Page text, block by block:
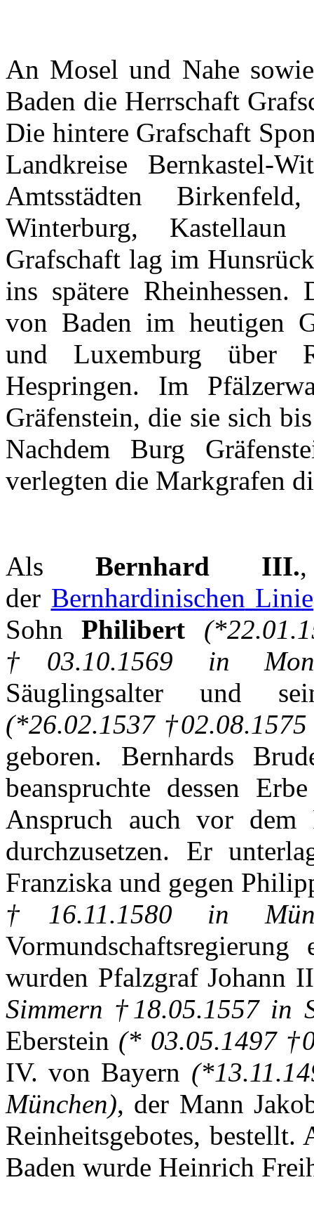
An Mosel und Nahe sowie
Baden die Herrschaft
Die hintere Grafschaft
Landkreise
Bernkastel-
Amtsstädten
Birkenfeld
Winterburg, Kastellaun
Grafschaft lag im
ins spätere Rheinhessen.
von Baden im heutigen
und Luxemburg über
Hespringen. Im
Gräfenstein, die sie sich bis
Nachdem Burg
verlegten die Markgrafen
Als Bernhard III.
der Bernhardinischen Linie
Sohn
Philibert
†03.10.1569 in
Säuglingsalter und
(*26.02.1537
geboren. Bernhards
beanspruchte dessen
Erbe
Anspruch
auch vor dem
durchzusetzen. Er
Franziska und gegen
†16.11.1580 in
Vormundschaftsregierung
wurden PfalzgrafJohann
Simmern †18.05.1557 in
Eberstein (* 03.05.1497
IV. von Bayern
München), der Mann
Reinheitsgebotes, bestellt.
Baden wurde Heinrich